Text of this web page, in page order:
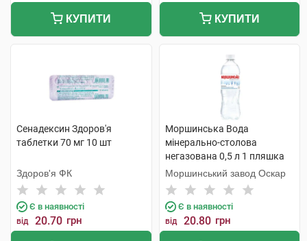
КУПИТИ КУПИТИ
Сенадексин Здоров'я
таблетки 70 мг 10 шт
Здоров'я ФК
Є в наявності
від 20.70 грн
Моршинська Вода
мінерально-столова
негазована 0,5 л 1 пляшка
Моршинський завод Оскар
Є в наявності
від 20.80 грн